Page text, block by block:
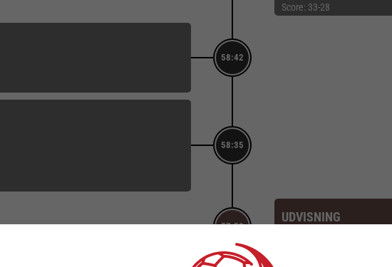
Score: 33-28
58:42
58:35
57:59
UDVISNING